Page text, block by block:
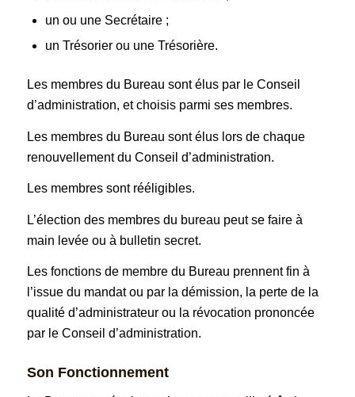
un ou une Secrétaire ;
un Trésorier ou une Trésorière.
Les membres du Bureau sont élus par le Conseil
d’administration, et choisis parmi ses membres.
Les membres du Bureau sont élus lors de chaque
renouvellement du Conseil d’administration.
Les membres sont rééligibles.
L’élection des membres du bureau peut se faire à
main levée ou à bulletin secret.
Les fonctions de membre du Bureau prennent fin à
l’issue du mandat ou par la démission, la perte de la
qualité d’administrateur ou la révocation prononcée
par le Conseil d’administration.
Son Fonctionnement